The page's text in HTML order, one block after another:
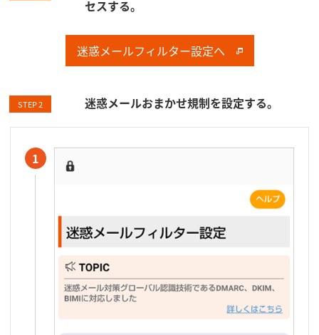
セスする。
迷惑メールフィルター設定へ
STEP 2 迷惑メールおまかせ規制を設定する。
1